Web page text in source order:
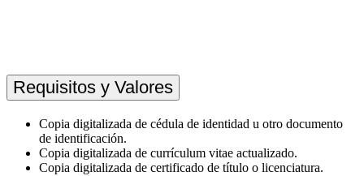
Requisitos y Valores
Copia digitalizada de cédula de identidad u otro documento
de identificación.
Copia digitalizada de currículum vitae actualizado.
Copia digitalizada de certificado de título o licenciatura.